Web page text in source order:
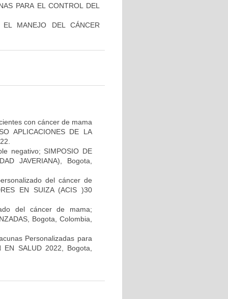
PARA EL CONTROL DEL
EL MANEJO DEL CÁNCER
con cáncer de mama
APLICACIONES DE LA
negativo; SIMPOSIO DE
JAVERIANA), Bogota,
del cáncer de
EN SUIZA (ACIS )30
del cáncer de mama;
Bogota, Colombia,
Personalizadas para
SALUD 2022, Bogota,